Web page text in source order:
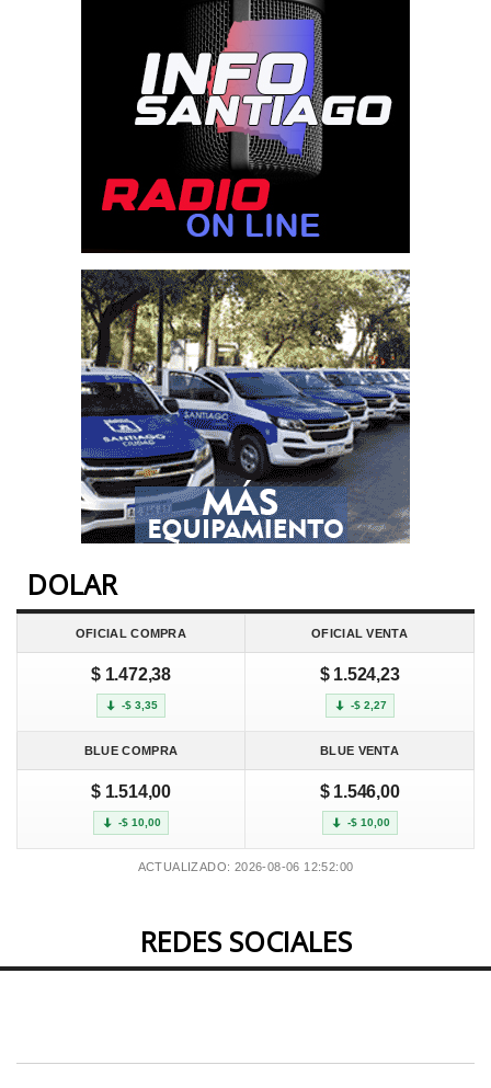
DOLAR
OFICIAL COMPRA OFICIAL VENTA
$ 1.472,38
-$ 3,35
$ 1.524,23
-$ 2,27
BLUE COMPRA BLUE VENTA
$ 1.514,00
-$ 10,00
$ 1.546,00
-$ 10,00
ACTUALIZADO: 2026-08-06 12:52:00
REDES SOCIALES